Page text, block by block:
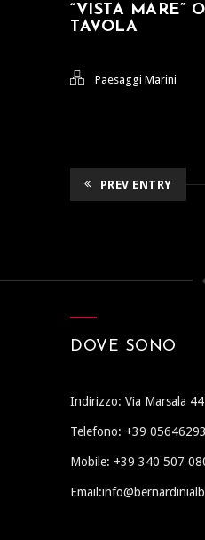
“VISTA MARE”
TAVOLA
Paesaggi Marini
PREV ENTRY
DOVE SONO
Indirizzo: Via Marsala
Telefono: +39
Mobile: +39 340 507